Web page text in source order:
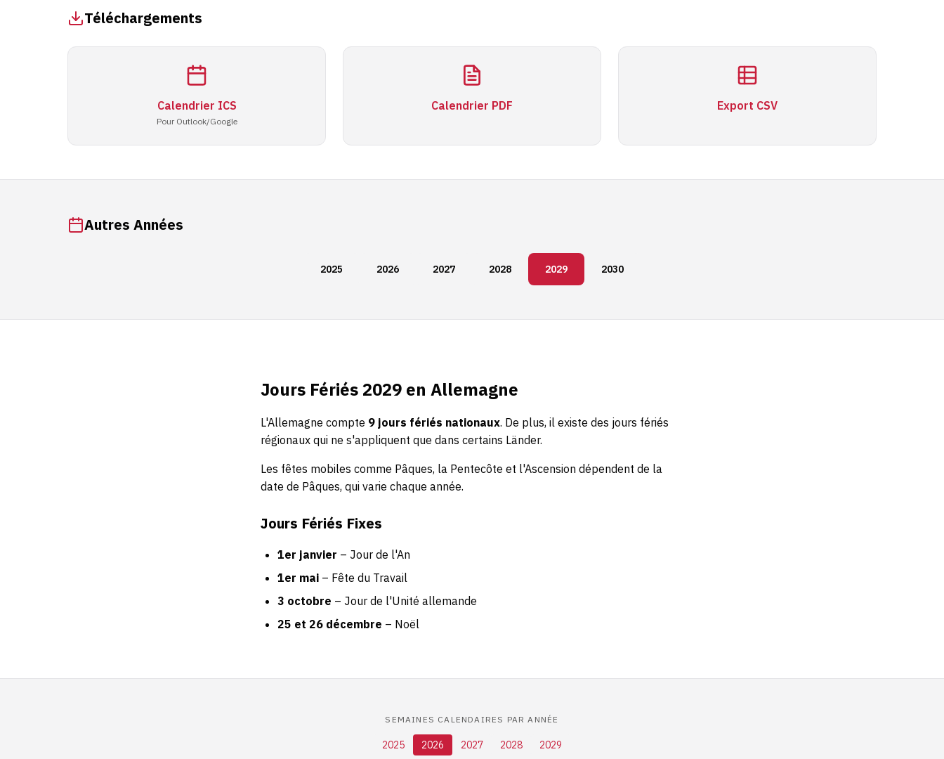
Téléchargements
Calendrier ICS
Pour Outlook/Google
Calendrier PDF Export CSV
Autres Années
2025 2026 2027 2028 2029 2030
Jours Fériés 2029 en Allemagne
L'Allemagne compte 9 jours fériés nationaux. De plus, il existe des jours fériés
régionaux qui ne s'appliquent que dans certains Länder.
Les fêtes mobiles comme Pâques, la Pentecôte et l'Ascension dépendent de la
date de Pâques, qui varie chaque année.
Jours Fériés Fixes
1er janvier – Jour de l'An
1er mai – Fête du Travail
3 octobre – Jour de l'Unité allemande
25 et 26 décembre – Noël
SEMAINES CALENDAIRES PAR ANNÉE
2025 2026 2027 2028 2029